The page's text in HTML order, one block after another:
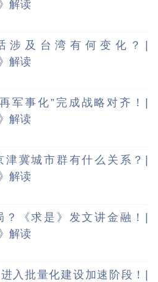
解读
涉及台湾有何变化？|
解读
军事化”完成战略对齐！|
解读
冀城市群有什么关系？|
解读
《求是》发文讲金融！|
解读
入批量化建设加速阶段！|